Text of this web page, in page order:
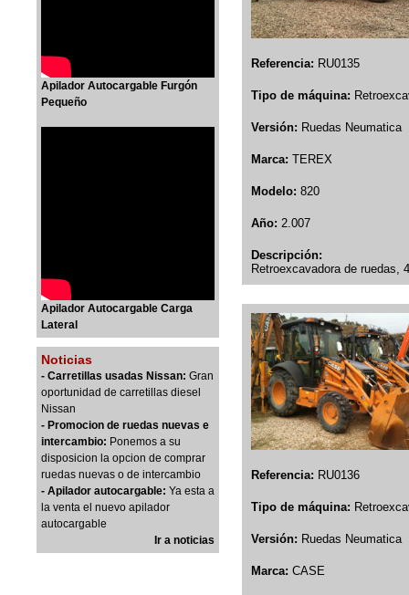
Apilador Autocargable Furgón
Pequeño
Apilador Autocargable Carga
Lateral
Noticias
- Carretillas usadas Nissan: Gran
oportunidad de carretillas diesel
Nissan
- Promocion de ruedas nuevas e
intercambio: Ponemos a su
disposicion la opcion de comprar
ruedas nuevas o de intercambio
- Apilador autocargable: Ya esta a
la venta el nuevo apilador
autocargable
Ir a noticias
Referencia: RU0135
Tipo de máquina:
Versión: Ruedas Neumatica
Marca: TEREX
Modelo: 820
Año: 2.007
Descripción:
Retroexcavadora de ruedas,
Referencia: RU0136
Tipo de máquina:
Versión: Ruedas Neumatica
Marca: CASE